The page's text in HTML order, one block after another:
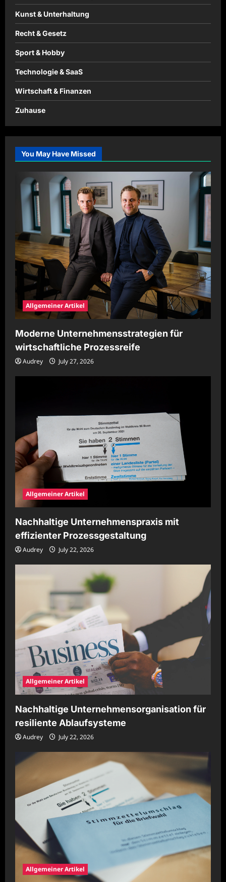
Kunst & Unterhaltung
Recht & Gesetz
Sport & Hobby
Technologie & SaaS
Wirtschaft & Finanzen
Zuhause
You May Have Missed
Allgemeiner Artikel
Moderne Unternehmensstrategien für
wirtschaftliche Prozessreife
Audrey July 27, 2026
Allgemeiner Artikel
Nachhaltige Unternehmenspraxis mit
effizienter Prozessgestaltung
Audrey July 22, 2026
Allgemeiner Artikel
Nachhaltige Unternehmensorganisation für
resiliente Ablaufsysteme
Audrey July 22, 2026
Allgemeiner Artikel